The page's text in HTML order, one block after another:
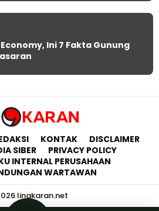
Ini 7 Fakta Gunung
KONTAK
DISCLAIMER
SIBER
PRIVACY POLICY
INTERNAL PERUSAHAAN
WARTAWAN
lingkaran.net